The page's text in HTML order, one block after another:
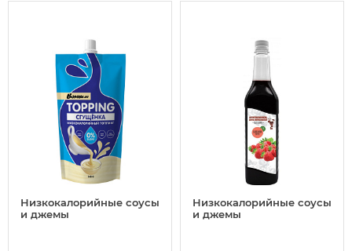
Низкокалорийные соусы
и джемы
Низкокалорийные соусы
и джемы